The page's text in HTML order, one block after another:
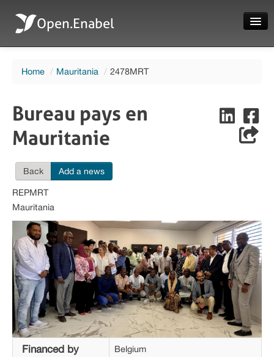
Open.Enabel
Projects
News
Language
Login
Home / Mauritania / 2478MRT
Bureau pays en
Mauritanie
Back Add a news
REPMRT
Mauritania
Financed by Belgium